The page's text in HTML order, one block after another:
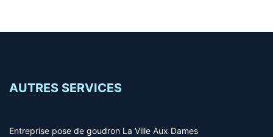
AUTRES SERVICES
Entreprise pose de goudron La Ville Aux Dames